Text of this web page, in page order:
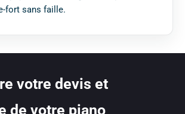
fort sans faille.
re votre devis et
de votre piano